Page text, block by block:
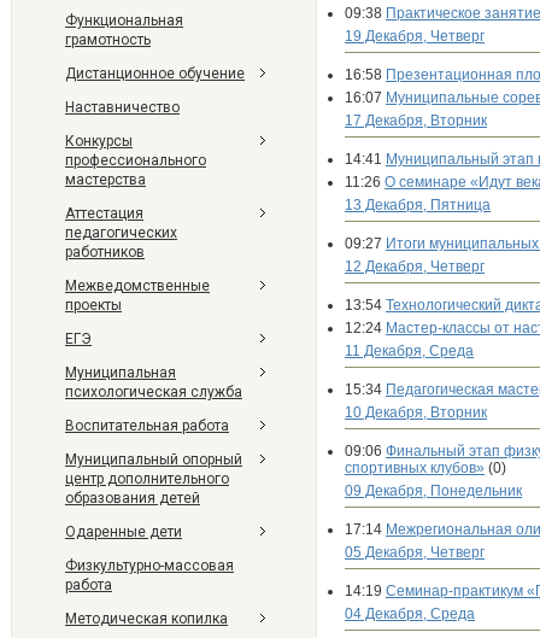
Функциональная
грамотность
Дистанционное обучение
Наставничество
Конкурсы
профессионального
мастерства
Аттестация
педагогических
работников
Межведомственные
проекты
ЕГЭ
Муниципальная
психологическая служба
Воспитательная работа
Муниципальный опорный
центр дополнительного
образования детей
Одаренные дети
Физкультурно-массовая
работа
Методическая копилка
09:38 Практическое
19 Декабря, Четверг
16:58 Презентационная
16:07 Муниципальные
17 Декабря, Вторник
14:41 Муниципальный этап
11:26 О семинаре «Идут
13 Декабря, Пятница
09:27 Итоги
12 Декабря, Четверг
13:54 Технологический
12:24 Мастер-классы от
11 Декабря, Среда
15:34 ​​​​​​​Педагогическая
10 Декабря, Вторник
09:06 Финальный этап
спортивных клубов» (0)
09 Декабря, Понедельник
17:14 Межрегиональная
05 Декабря, Четверг
14:19 Семинар-практикум
04 Декабря, Среда